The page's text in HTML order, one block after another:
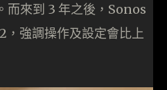
而來到 3 年之後，Sonos
，強調操作及設定會比上